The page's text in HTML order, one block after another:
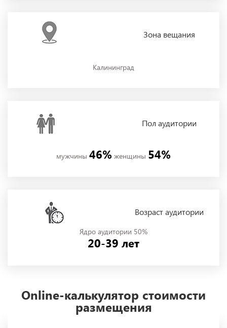
Зона вещания
Калининград
Полаудитории
мужчины 46% женщины 54%
Возраст аудитории
Ядро аудитории 50%
20-39 лет
Online-калькулятор стоимости
размещения